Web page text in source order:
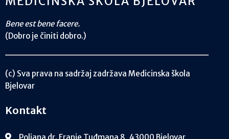
Bene est bene facere.
(Dobro je činiti dobro.)
(c) Sva prava na sadržaj zadržava Medicinska škola
Bjelovar
Kontakt